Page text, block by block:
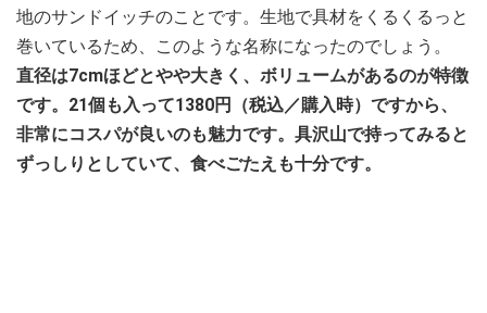
地のサンドイッチのことです。生地で具材をくるくるっと
巻いているため、このような名称になったのでしょう。
直径は7cmほどとやや大きく、ボリュームがあるのが特徴
です。21個も入って1380円（税込／購入時）ですから、
非常にコスパが良いのも魅力です。具沢山で持ってみると
ずっしりとしていて、食べごたえも十分です。